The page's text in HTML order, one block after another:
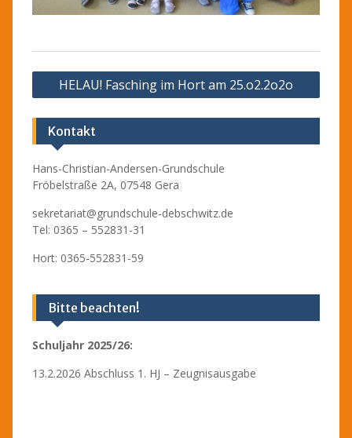
Beitragsnavigation
HELAU! Fasching im Hort am 25.o2.2o2o
Kontakt
Hans-Christian-Andersen-Grundschule
Fröbelstraße 2A, 07548 Gera
sekretariat@grundschule-debschwitz.de
Tel: 0365 – 552831-31
Hort: 0365-552831-59
Bitte beachten!
Schuljahr 2025/26:
13.2.2026 Abschluss 1. HJ – Zeugnisausgabe